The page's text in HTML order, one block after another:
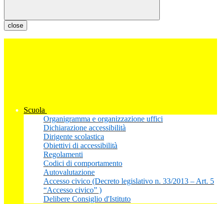
close
Scuola
Organigramma e organizzazione uffici
Dichiarazione accessibilità
Dirigente scolastica
Obiettivi di accessibilità
Regolamenti
Codici di comportamento
Autovalutazione
Accesso civico (Decreto legislativo n. 33/2013 – Art. 5
“Accesso civico” )
Delibere Consiglio d'Istituto